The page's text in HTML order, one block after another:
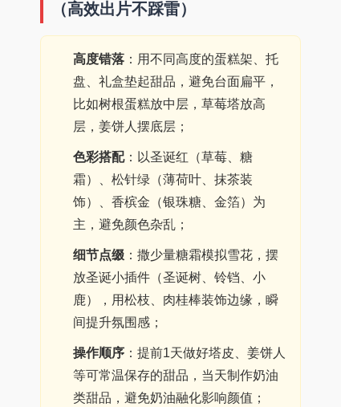
（高效出片不踩雷）
高度错落 ：用不同高度的蛋糕架、托
盘、礼盒垫起甜品，避免台面扁平，
比如树根蛋糕放中层，草莓塔放高
层，姜饼人摆底层；
色彩搭配：以圣诞红（草莓、糖
霜）、松针绿（薄荷叶、抹茶装
饰）、香槟金（银珠糖、金箔）为
主，避免颜色杂乱；
细节点缀 ：撒少量糖霜模拟雪花，摆
放圣诞小插件（圣诞树、铃铛、小
鹿），用松枝、肉桂棒装饰边缘，瞬
间提升氛围感；
操作顺序 ：提前1天做好塔皮、姜饼人
等可常温保存的甜品，当天制作奶油
类甜品，避免奶油融化影响颜值；